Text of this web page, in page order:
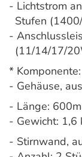
- Lichtstrom
Stufen
-
(11/14/17/
* Komponente:
- Gehäuse,
- Länge:
- Gewicht: 1,6
- Stirnwand,